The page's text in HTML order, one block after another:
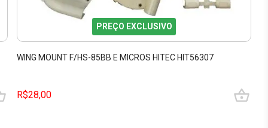
PREÇO EXCLUSIVO
WING MOUNT F/HS-85BB E MICROS HITEC HIT56307
R$28,00